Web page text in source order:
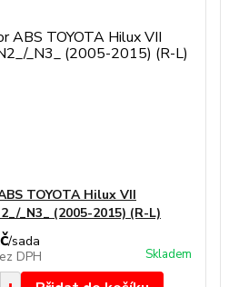
TOYOTA Hilux VII
_N3_ (2005-2015) (R-L)
/sada
DPH
Skladem